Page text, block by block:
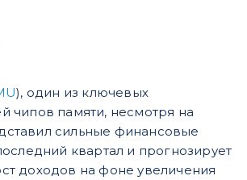
), один из ключевых
чипов памяти, несмотря на
сильные финансовые
квартал и прогнозирует
доходов на фоне увеличения